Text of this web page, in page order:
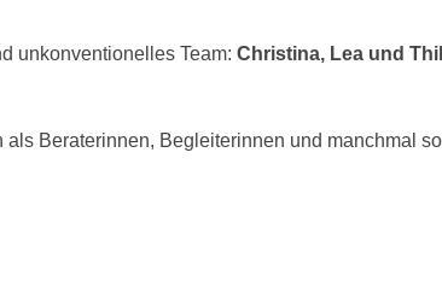
unkonventionelles Team: Christina, Lea und
Beraterinnen, Begleiterinnen und manchmal